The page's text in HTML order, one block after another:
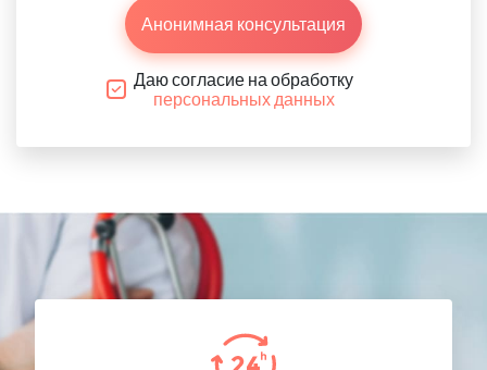
Анонимная консультация
Даю согласие на обработку
персональных данных